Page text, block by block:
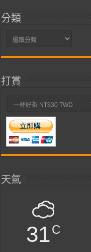
分類
分
打賞
天氣
31C